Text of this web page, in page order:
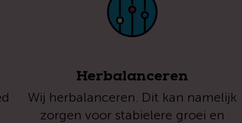
Herbalanceren
Wij herbalanceren. Dit kan namelijk
zorgen voor stabielere groei en